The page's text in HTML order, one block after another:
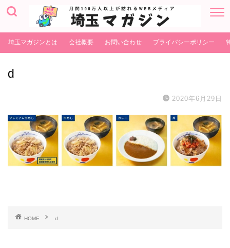
埼玉マガジンとは 会社概要 お問い合わせ プライバシーポリシー
d
2020年6月29日
HOME d